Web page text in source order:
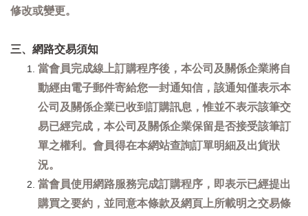
修改或變更。
三、網路交易須知
當會員完成線上訂購程序後，本公司及關係企業將自
動經由電子郵件寄給您一封通知信，該通知僅表示本
公司及關係企業已收到訂購訊息，惟並不表示該筆交
易已經完成，本公司及關係企業保留是否接受該筆訂
單之權利。會員得在本網站查詢訂單明細及出貨狀
況。
當會員使用網路服務完成訂購程序，即表示已經提出
購買之要約，並同意本條款及網頁上所載明之交易條